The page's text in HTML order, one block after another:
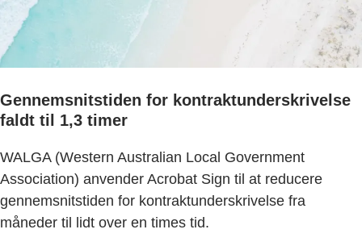
Gennemsnitstiden for kontraktunderskrivelse
faldt til 1,3 timer
WALGA (Western Australian Local Government
Association) anvender Acrobat Sign til at reducere
gennemsnitstiden for kontraktunderskrivelse fra
måneder til lidt over en times tid.